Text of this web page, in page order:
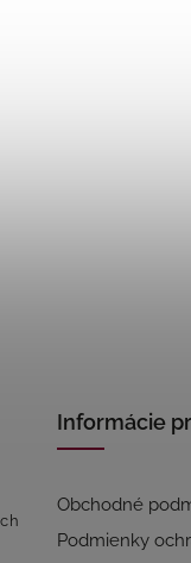
Informácie
Obchodné
Podmienky